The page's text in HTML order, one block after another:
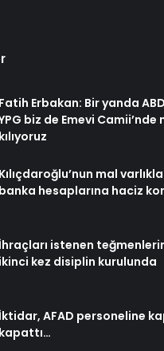
Fatih Erbakan: Bir yanda
biz de Emevi Camii’nde
kılıyoruz
Kılıçdaroğlu’nun mal
banka hesaplarına haciz
İhraçları istenen
ikinci kez disiplin kurulunda
İktidar, AFAD personeline
kapattı…